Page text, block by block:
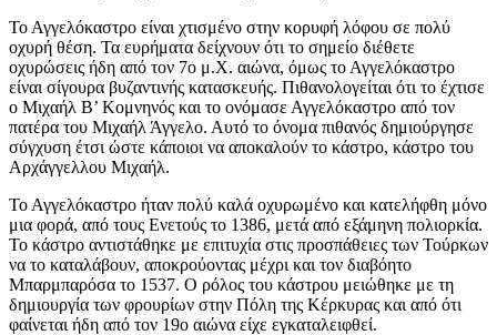
Το Αγγελόκαστρο είναι χτισμένο στην κορυφή λόφου σε πολύ
οχυρή θέση. Τα ευρήματα δείχνουν ότι το σημείο διέθετε
οχυρώσεις ήδη από τον 7ο μ.Χ. αιώνα, όμως το Αγγελόκαστρο
είναι σίγουρα βυζαντινής κατασκευής. Πιθανολογείται ότι το έχτισε
ο Μιχαήλ Β’ Κομνηνός και το ονόμασε Αγγελόκαστρο από τον
πατέρα του Μιχαήλ Άγγελο. Αυτό το όνομα πιθανός δημιούργησε
σύγχυση έτσι ώστε κάποιοι να αποκαλούν το κάστρο, κάστρο του
Αρχάγγελλου Μιχαήλ.
Το Αγγελόκαστρο ήταν πολύ καλά οχυρωμένο και κατελήφθη μόνο
μια φορά, από τους Ενετούς το 1386, μετά από εξάμηνη πολιορκία.
Το κάστρο αντιστάθηκε με επιτυχία στις προσπάθειες των Τούρκων
να το καταλάβουν, αποκρούοντας μέχρι και τον διαβόητο
Μπαρμπαρόσα το 1537. Ο ρόλος του κάστρου μειώθηκε με τη
δημιουργία των φρουρίων στην Πόλη της Κέρκυρας και από ότι
φαίνεται ήδη από τον 19ο αιώνα είχε εγκαταλειφθεί.